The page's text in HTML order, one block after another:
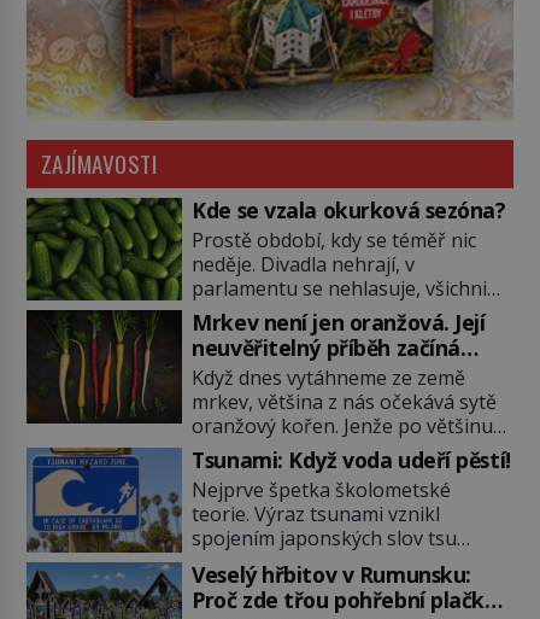
ZAJÍMAVOSTI
Kde se vzala okurková sezóna?
Prostě období, kdy se téměř nic
neděje. Divadla nehrají, v
parlamentu se nehlasuje, všichni
jsou na dovolené a média tak
nemají o čem mluvit a psát. A
vymýšlejí si proto témata, které
nikoho nezajímají. Proč je však ona
letní doba spojovaná zrovna s
okurkami? Okurkovou sezónu
známe už od poloviny 19. století,
ovšem jako Češi […]
Mrkev není jen oranžová. Její
neuvěřitelný příběh začíná
fialovou barvou
Když dnes vytáhneme ze země
mrkev, většina z nás očekává sytě
oranžový kořen. Jenže po většinu
své historie je mrkev všechno
možné, jen ne oranžová. Je fialová,
žlutá, bílá, někdy dokonce téměř
černá. Až díky stovkám let
pečlivého šlechtění se z ní stává
zelenina, bez které si českou
zahradu ani nedokážeme
Tsunami: Když voda udeří pěstí!
Nejprve špetka školometské
teorie. Výraz tsunami vznikl
spojením japonských slov tsu
(přístav) a nami (vlna). Jedná se o
dlouhou vlnu, která je na volném
moři takřka nepostřehnutelná.
Veselý hřbitov v Rumunsku:
Proč zde třou pohřební plačky